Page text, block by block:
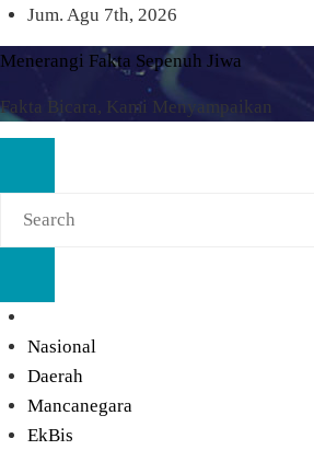
Skip
to
content
Jum. Agu 7th, 2026
Menerangi Fakta Sepenuh Jiwa
Fakta Bicara, Kami Menyampaikan
Nasional
Daerah
Mancanegara
EkBis